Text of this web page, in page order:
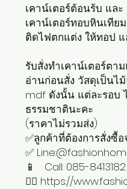
เคาน์เตอร์ต้อนร้บ แล
เคาน์เตอร์ทอบหินเที
ติดไฟตกแต่ง ให้ทอป
รับสั่งทำเคาน์เตอร์ตา
อ่านก่อนสั่ง วัสดุเป็นไ
mdf ดังนั้น แต่ละรอบ
ธรรมชาตินะคะ
(ราคาไม่รวมส่ง)
✅ลูกค้าที่ต้องการสั่งซื้
✅
📱 Call: 085-
👆🏻 https://